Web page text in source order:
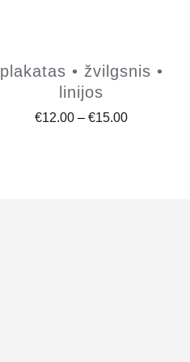
plakatas • žvilgsnis •
linijos
€12.00 – €15.00Price